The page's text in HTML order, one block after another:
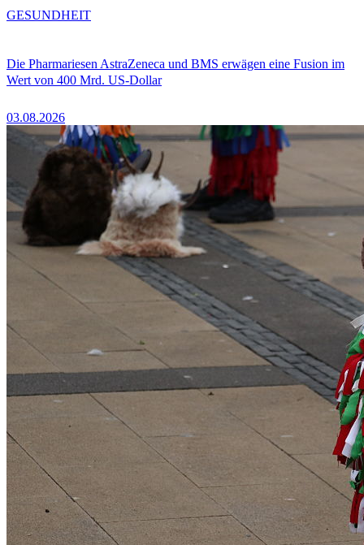
Die Pharmariesen AstraZeneca und BMS erwägen eine Fusion im
Wert von 400 Mrd. US-Dollar
03.08.2026
GESUNDHEIT